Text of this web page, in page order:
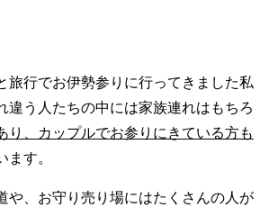
旅行でお伊勢参りに行ってきました私
違う人たちの中には家族連れはもちろ
り、カップルでお参りにきている方も
ます。
や、お守り売り場にはたくさんの人が